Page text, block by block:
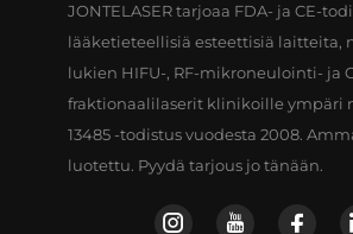
JONTELASER tarjoaa FDA- ja CE-
lääketieteellisiä esteettisiä laitteita,
lukien HIFU-, RF-mikroneulointi- ja
fraktionaalilaserit klinikoille ympäri
13485 -todistus vuodesta 2008.
luotettu. Pyydä tarjous jo tänään.